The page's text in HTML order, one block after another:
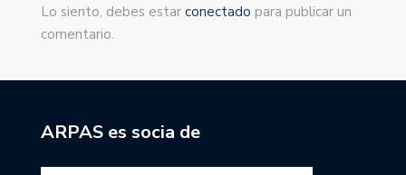
Lo siento, debes estar conectado para publicar un
comentario.
ARPAS es socia de